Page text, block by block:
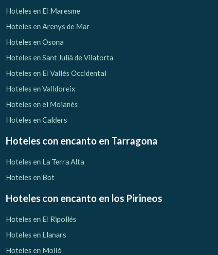
Hoteles en El Maresme
Hoteles en Arenys de Mar
Hoteles en Osona
Hoteles en Sant Julià de Vilatorta
Hoteles en El Vallés Occidental
Hoteles en Valldoreix
Hoteles en el Moianès
Hoteles en Calders
Hoteles con encanto en Tarragona
Hoteles en La Terra Alta
Hoteles en Bot
Hoteles con encanto en los Pirineos
Hoteles en El Ripollés
Hoteles en Llanars
Hoteles en Molló